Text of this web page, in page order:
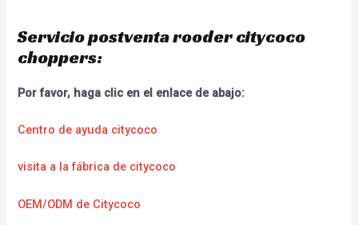
Servicio postventa rooder citycoco
choppers:
Por favor, haga clic en el enlace de abajo:
Centro de ayuda citycoco
visita a la fábrica de citycoco
OEM/ODM de Citycoco